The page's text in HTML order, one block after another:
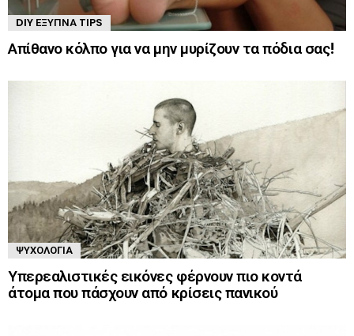
DIY ΈΞΥΠΝΑ TIPS
Απίθανο κόλπο για να μην μυρίζουν τα πόδια σας!
ΨΥΧΟΛΟΓΊΑ
Υπερεαλιστικές εικόνες φέρνουν πιο κοντά
άτομα που πάσχουν από κρίσεις πανικού